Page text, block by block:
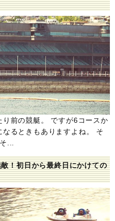
前の競艇。 ですが6コースか
るときもありますよね。 そ
...
！初日から最終日にかけての